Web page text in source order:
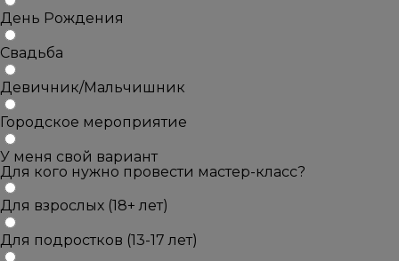
День Рождения
Свадьба
Девичник/Мальчишник
Городское мероприятие
У меня свой вариант
Для кого нужно провести мастер-класс?
Для взрослых (18+ лет)
Для подростков (13-17 лет)